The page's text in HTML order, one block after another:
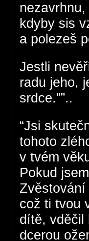
kdyby sis
a polezeš
Jestli
radu jeho,
srdce.””..
“Jsi
tohoto
v tvém
Pokud
Zvěstování
což ti tvou
dítě, vděčil
dcerou